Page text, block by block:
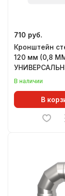
710 руб.
Кронштейн
120 мм (0,8
В наличии
В